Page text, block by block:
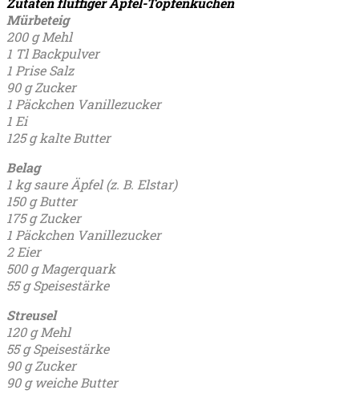
Mürbeteig
200 g Mehl
1 Tl Backpulver
1 Prise Salz
90 g Zucker
1 Päckchen Vanillezucker
1 Ei
125 g kalte Butter
Belag
1 kg saure Äpfel (z. B. Elstar)
150 g Butter
175 g Zucker
1 Päckchen Vanillezucker
2 Eier
500 g Magerquark
55 g Speisestärke
Streusel
120 g Mehl
55 g Speisestärke
90 g Zucker
90 g weiche Butter